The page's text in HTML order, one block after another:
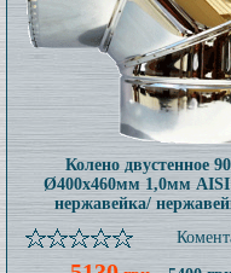
Колено двустенное
Ø400x460мм 1,0мм AISI
нержавейка/